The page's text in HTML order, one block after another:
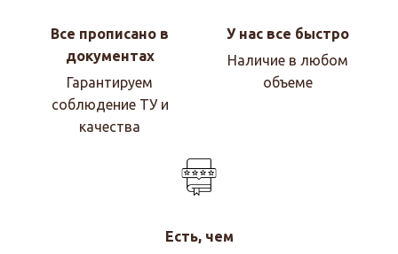
Все прописано в
документах
Гарантируем
соблюдение ТУ и
качества
У нас все быстро
Наличие в любом
объеме
Есть, чем